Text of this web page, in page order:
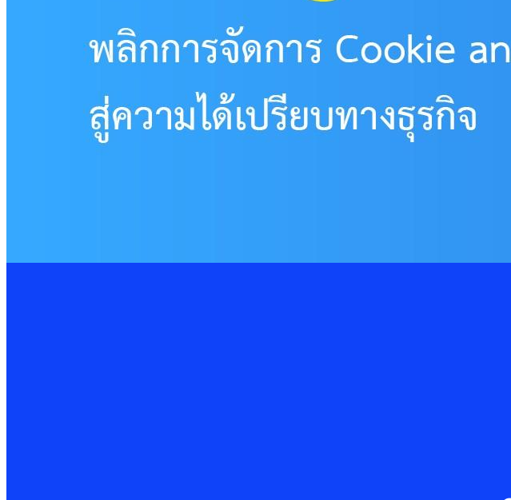
ในยุคดิจิทัลที่ “ข้อมูล” คือทรัพยากรสำคัญของทุกองค์กร การคุ้มครองข้อมูลส่วนบุคคลจึงไม่ใช่เพี
PDPA Privacy Management: พลิกการจัดการ Cookie & Consent สู่ความได้เปรียบทางธุรกิจ
Romance Scam รักหลอกๆ ปอกลอกเสียหายพุ่งเป็นพันล้าน
Cybersecurity